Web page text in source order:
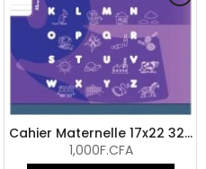
Cahier Maternelle 17x22 32p DL 5mm 90g
1,000F.CFA